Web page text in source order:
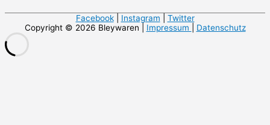
Facebook| Instagram
Twitter
Copyright © 2026 Bleywaren | Impressum Datenschutz